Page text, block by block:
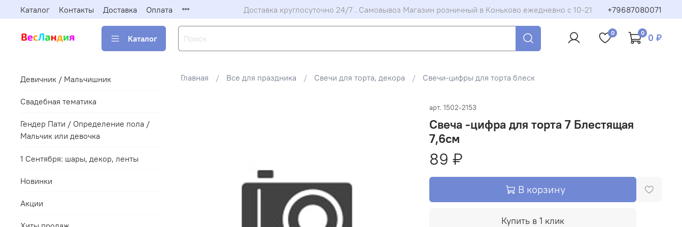
Каталог Контакты Доставка Оплата Доставка круглосуточно 24/7 . Самовывоз Магазин розничный в Коньково ежедневно с 10-21 +79687080071
Каталог
0 0 0 ₽
Главная Все для праздника Свечи для торта, декора Свечи-цифры для торта блеск
арт. 1502-2153
Свеча -цифра для торта 7 Блестящая
7,6см
89 ₽
В корзину
Купить в 1 клик
Девичник / Мальчишник
Свадебная тематика
Гендер Пати / Определение пола /
Мальчик или девочка
1 Сентября: шары, декор, ленты
Новинки
Акции